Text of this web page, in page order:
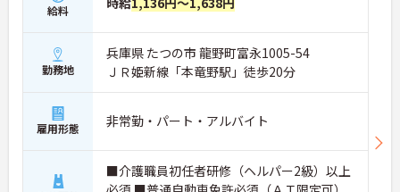
給料
勤務地
兵庫県 たつの市 龍野町富永1005-54
ＪＲ姫新線「本竜野駅」徒歩20分
雇用形態 非常勤・パート・アルバイト
■介護職員初任者研修（ヘルパー2級）以上